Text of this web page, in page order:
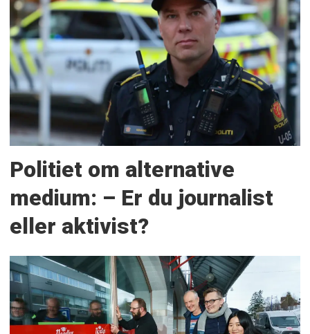
Politiet om alternative
medium: – Er du journalist
eller aktivist?